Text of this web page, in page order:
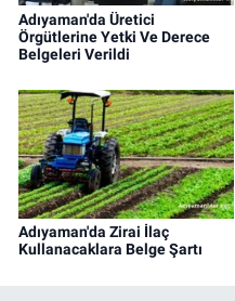
Adıyaman'da Üretici
Örgütlerine Yetki Ve Derece
Belgeleri Verildi
Adıyaman'da Zirai İlaç
Kullanacaklara Belge Şartı